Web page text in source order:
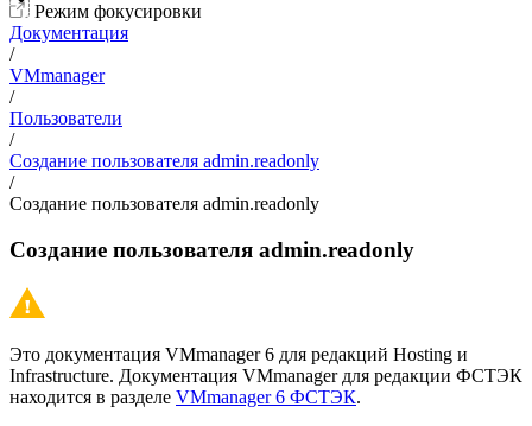
Режим фокусировки
Документация
/
VMmanager
/
Пользователи
/
Создание пользователя admin.readonly
/
Создание пользователя admin.readonly
Создание пользователя admin.readonly
Это документация VMmanager 6 для редакций Hosting и
Infrastructure. Документация VMmanager для редакции ФСТЭК
находится в разделе VMmanager 6 ФСТЭК.